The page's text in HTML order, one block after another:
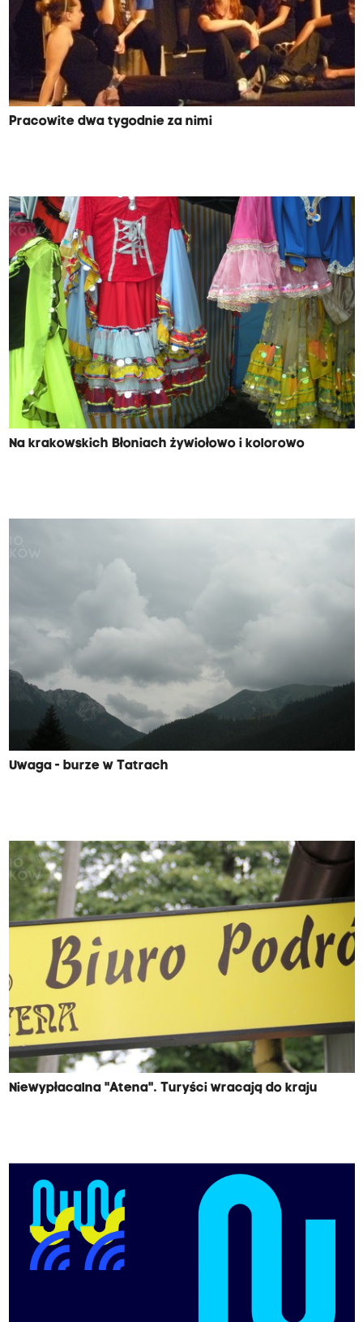
Pracowite dwa tygodnie za nimi
Na krakowskich Błoniach żywiołowo i kolorowo
Uwaga - burze w Tatrach
Niewypłacalna "Atena". Turyści wracają do kraju